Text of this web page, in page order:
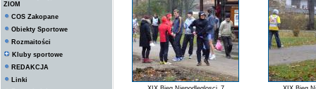
ZIOM
COS Zakopane
Obiekty Sportowe
Rozmaitości
Kluby sportowe
REDAKCJA
Linki